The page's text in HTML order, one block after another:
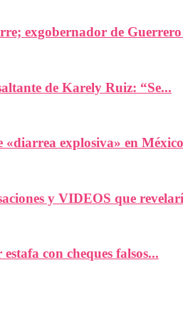
exgobernador de Guerrero
de Karely Ruiz: “Se...
«diarrea explosiva» en
y VIDEOS que
con cheques falsos...